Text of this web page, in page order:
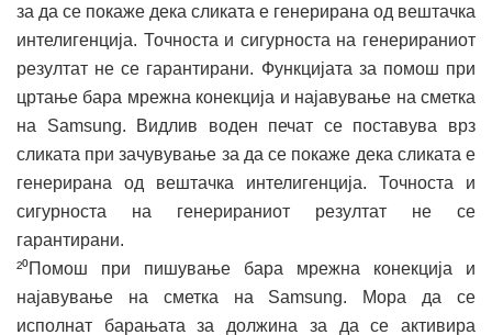
за да се покаже дека сликата е генерирана од вештачка
интелигенција. Точноста и сигурноста на генерираниот
резултат не се гарантирани. Функцијата за помош при
цртање бара мрежна конекција и најавување на сметка
на Samsung. Видлив воден печат се поставува врз
сликата при зачувување за да се покаже дека сликата е
генерирана од вештачка интелигенција. Точноста и
сигурноста на генерираниот резултат не се
гарантирани.
²⁰Помош при пишување бара мрежна конекција и
најавување на сметка на Samsung. Мора да се
исполнат барањата за должина за да се активира